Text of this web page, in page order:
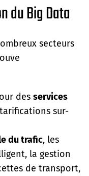
du Big Data
secteurs
des services
sur-
du trafic, les
la gestion
de transport,